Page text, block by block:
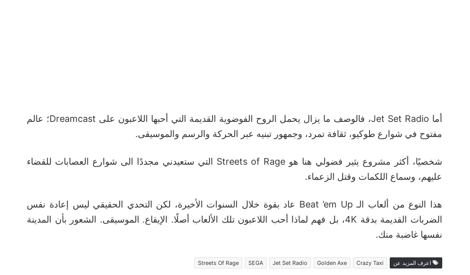
أما Jet Set Radio، فالوصف ما يزال يحمل الروح الفوضوية القديمة التي أحبها اللاعبون على Dreamcast؛ عالم
مفتوح في شوارع طوكيو، ثقافة تمرد، وجمهور تبنيه عبر الحركة والرسم والموسيقى.
شخصيًا، أكثر مشروع يثير فضولي هنا هو Streets of Rage التي ستعيدني مجددًا الى شوارع العصابات للقضاء
عليهم، وسماع اللكمات وقتل الزعماء.
هذا النوع من ألعاب الـ Beat ’em Up عاد بقوة خلال السنوات الأخيرة، لكن التحدي الحقيقي ليس إعادة نفس
الضربات القديمة بدقة 4K، بل فهم لماذا أحب اللاعبون تلك الألعاب أصلًا. الإيقاع. الموسيقى. الشعور بأن المدينة
نفسها غاضبة منك.
اعرف المزيد عن Crazy Taxi
Golden Axe
Jet Set Radio
SEGA
Streets Of Rage